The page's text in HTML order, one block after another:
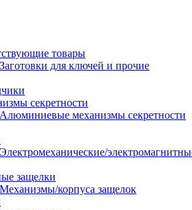
товары
Заготовки для ключей и прочие
секретности
Алюминиевые механизмы секретности
Электромеханические/
защелки
Механизмы/корпуса защелок